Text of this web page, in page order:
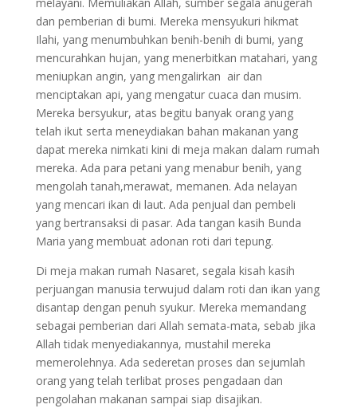
melayani. Memuliakan Allah, sumber segala anugerah
dan pemberian di bumi. Mereka mensyukuri hikmat
Ilahi, yang menumbuhkan benih-benih di bumi, yang
mencurahkan hujan, yang menerbitkan matahari, yang
meniupkan angin, yang mengalirkan air dan
menciptakan api, yang mengatur cuaca dan musim.
Mereka bersyukur, atas begitu banyak orang yang
telah ikut serta meneydiakan bahan makanan yang
dapat mereka nimkati kini di meja makan dalam rumah
mereka. Ada para petani yang menabur benih, yang
mengolah tanah,merawat, memanen. Ada nelayan
yang mencari ikan di laut. Ada penjual dan pembeli
yang bertransaksi di pasar. Ada tangan kasih Bunda
Maria yang membuat adonan roti dari tepung.
Di meja makan rumah Nasaret, segala kisah kasih
perjuangan manusia terwujud dalam roti dan ikan yang
disantap dengan penuh syukur. Mereka memandang
sebagai pemberian dari Allah semata-mata, sebab jika
Allah tidak menyediakannya, mustahil mereka
memerolehnya. Ada sederetan proses dan sejumlah
orang yang telah terlibat proses pengadaan dan
pengolahan makanan sampai siap disajikan.